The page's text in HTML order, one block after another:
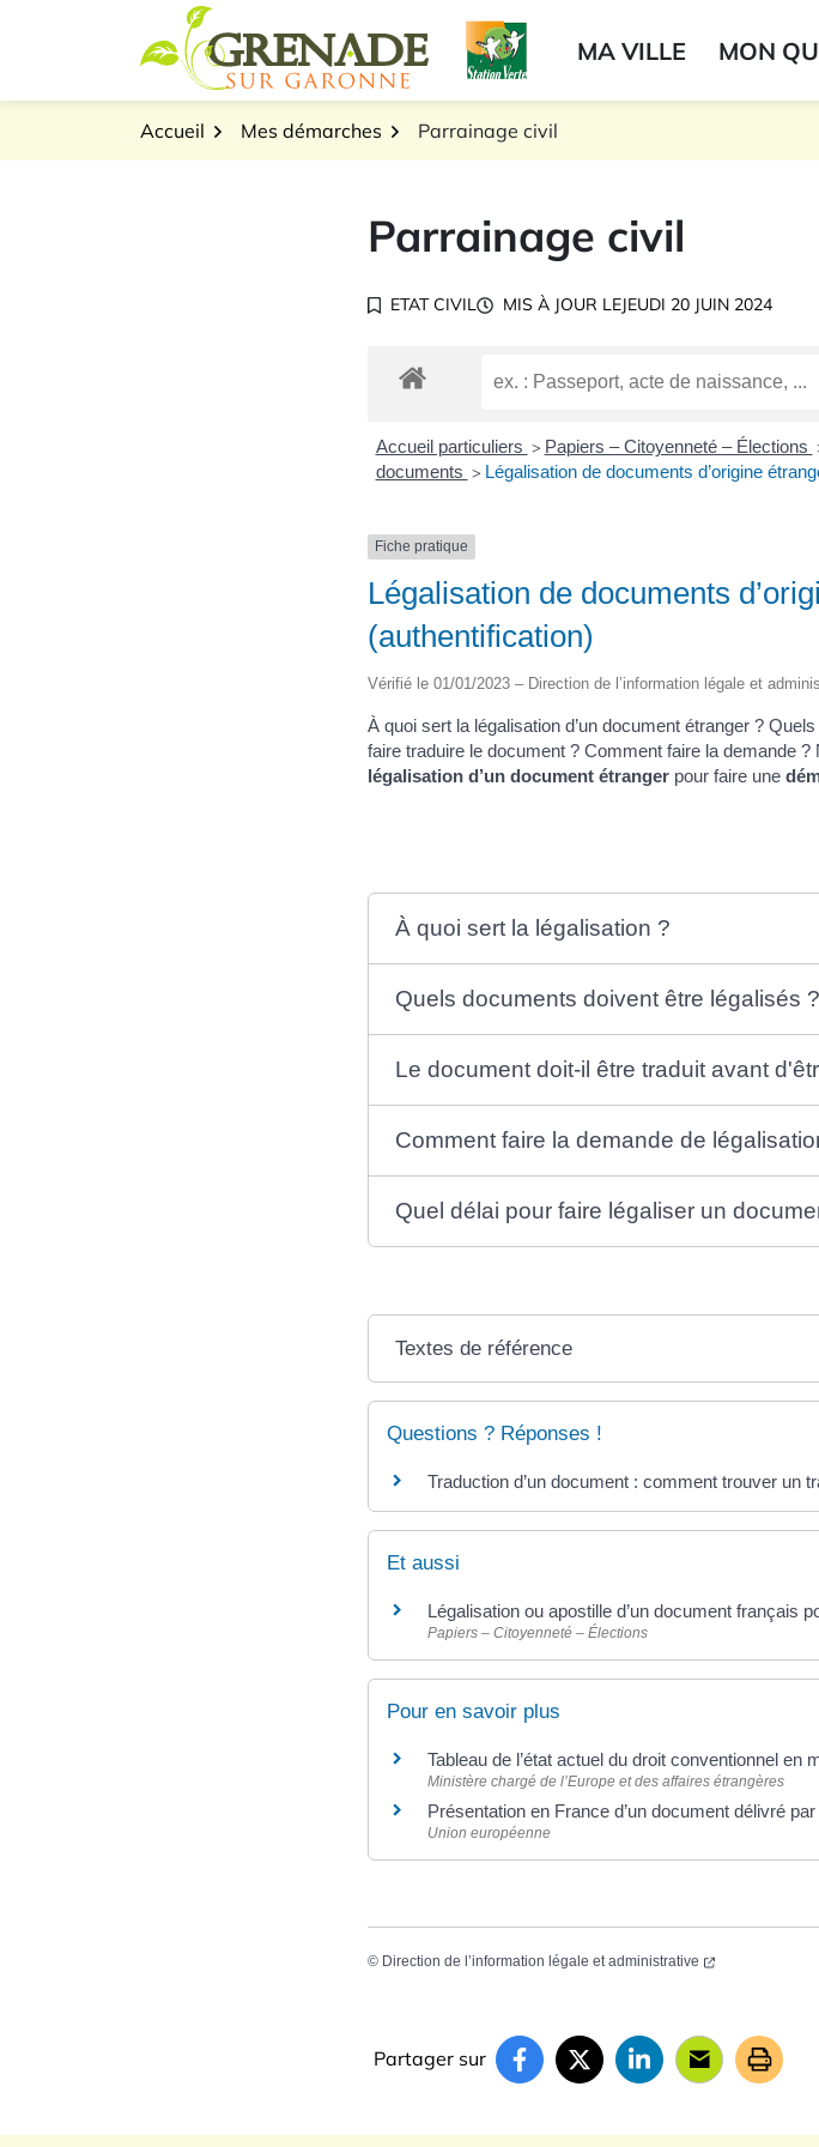
Logo Grenade sur GaronneMA VILLE MON
Accueil Mes démarches Parrainage civil
Parrainage civil
ETAT CIVIL MIS À JOUR LEJEUDI 20 JUIN 2024
Accueil particuliers > Papiers – Citoyenneté – Élections
documents > Légalisation de documents d’origine
Fiche pratique
Légalisation de documents
(authentification)
Vérifié le 01/01/2023 – Direction de l’information légale et
À quoi sert la légalisation d’un document étranger ?
faire traduire le document ? Comment faire la demande ?
légalisation d’un document étranger pour faire une
À quoi sert la légalisation ?
Quels documents doivent être légalisés ?
Le document doit-il être traduit avant
Comment faire la demande de
Quel délai pour faire légaliser un
Textes de référence
Questions ? Réponses !
Traduction d’un document : comment trouver un
Et aussi
Légalisation ou apostille d’un document français
Papiers – Citoyenneté – Élections
Pour en savoir plus
Tableau de l’état actuel du droit conventionnel en
Ministère chargé de l’Europe et des affaires étrangères
Présentation en France d’un document délivré
Union européenne
© Direction de l’information légale et administrative
Partager sur